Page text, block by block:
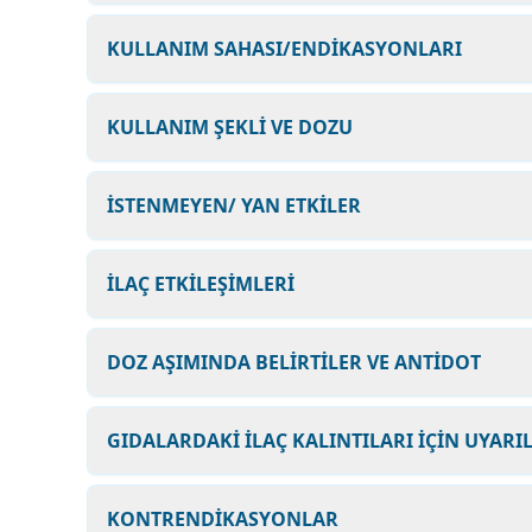
KULLANIM SAHASI/ENDİKASYONLARI
KULLANIM ŞEKLİ VE DOZU
İSTENMEYEN/ YAN ETKİLER
İLAÇ ETKİLEŞİMLERİ
DOZ AŞIMINDA BELİRTİLER VE ANTİDOT
GIDALARDAKİ İLAÇ KALINTILARI İÇİN
KONTRENDİKASYONLAR